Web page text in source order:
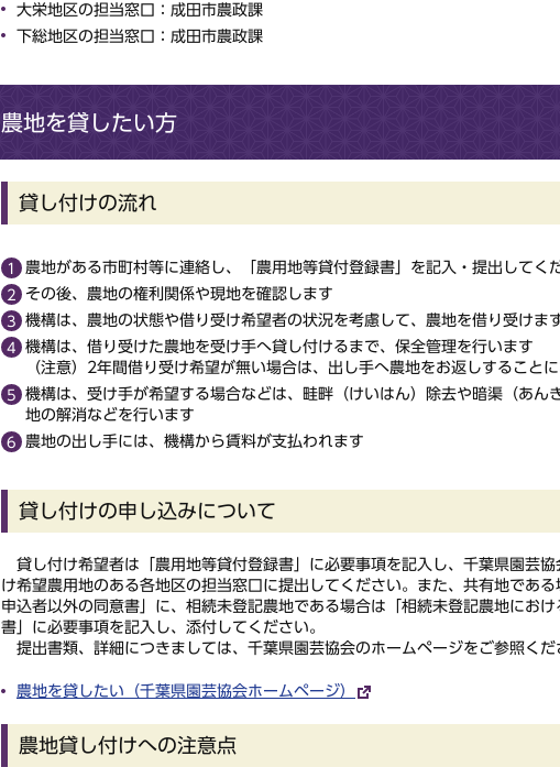
大栄地区の担当窓口：成田市農政課
下総地区の担当窓口：成田市農政課
農地を貸したい方
貸し付けの流れ
農地がある市町村等に連絡し、「農用地等貸付登録書」を記入・提出してく
その後、農地の権利関係や現地を確認します
機構は、農地の状態や借り受け希望者の状況を考慮して、農地を借り受けま
機構は、借り受けた農地を受け手へ貸し付けるまで、保全管理を行います
（注意）2年間借り受け希望が無い場合は、出し手へ農地をお返しすること
機構は、受け手が希望する場合などは、畦畔（けいはん）除去や暗渠（あん
地の解消などを行います
農地の出し手には、機構から賃料が支払われます
貸し付けの申し込みについて
貸し付け希望者は「農用地等貸付登録書」に必要事項を記入し、千葉県園芸
け希望農用地のある各地区の担当窓口に提出してください。また、共有地であ
申込者以外の同意書」に、相続未登記農地である場合は「相続未登記農地にお
書」に必要事項を記入し、添付してください。
提出書類、詳細につきましては、千葉県園芸協会のホームページをご参照くだ
農地を貸したい（千葉県園芸協会ホームページ）
農地貸し付けへの注意点